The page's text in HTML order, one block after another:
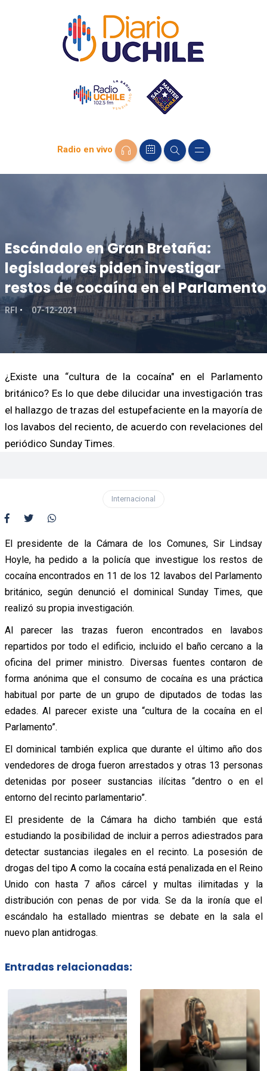
Radio en vivo
Escándalo en Gran Bretaña:
legisladores piden investigar
restos de cocaína en el Parlamento
RFI 07-12-2021
¿Existe una “cultura de la cocaína" en el Parlamento
británico? Es lo que debe dilucidar una investigación tras
el hallazgo de trazas del estupefaciente en la mayoría de
los lavabos del reciento, de acuerdo con revelaciones del
periódico Sunday Times.
Internacional
El presidente de la Cámara de los Comunes, Sir Lindsay
Hoyle, ha pedido a la policía que investigue los restos de
cocaína encontrados en 11 de los 12 lavabos del Parlamento
británico, según denunció el dominical Sunday Times, que
realizó su propia investigación.
Al parecer las trazas fueron encontrados en lavabos
repartidos por todo el edificio, incluido el baño cercano a la
oficina del primer ministro. Diversas fuentes contaron de
forma anónima que el consumo de cocaína es una práctica
habitual por parte de un grupo de diputados de todas las
edades. Al parecer existe una “cultura de la cocaína en el
Parlamento”.
El dominical también explica que durante el último año dos
vendedores de droga fueron arrestados y otras 13 personas
detenidas por poseer sustancias ilícitas “dentro o en el
entorno del recinto parlamentario”.
El presidente de la Cámara ha dicho también que está
estudiando la posibilidad de incluir a perros adiestrados para
detectar sustancias ilegales en el recinto. La posesión de
drogas del tipo A como la cocaína está penalizada en el Reino
Unido con hasta 7 años cárcel y multas ilimitadas y la
distribución con penas de por vida. Se da la ironía que el
escándalo ha estallado mientras se debate en la sala el
nuevo plan antidrogas.
Entradas relacionadas: